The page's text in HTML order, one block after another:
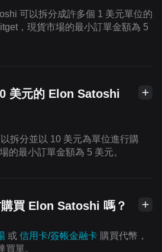
可以拆分成許多個 1 美元單位的
，現貨市場的最小訂單金額為 5
美元的 Elon Satoshi
拆分並以 10 美元為單位進行購
的最小訂單金額為 5 美元。
買 Elon Satoshi 嗎？
或 信用卡/簽帳金融卡 購買代幣，
買單。